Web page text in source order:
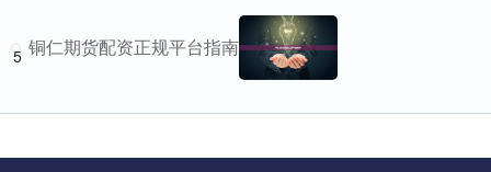
5 铜仁期货配资正规平台指南